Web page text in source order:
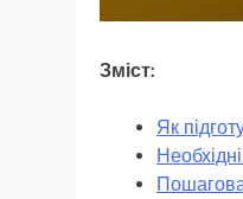
Зміст:
Як
Пошагова